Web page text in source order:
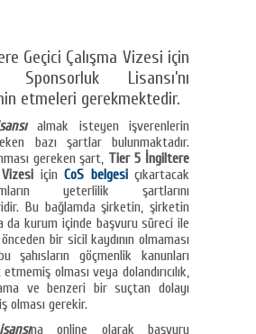
Geçici Çalışma Vizesi için
Sponsorluk Lisansı’nı
etmeleri gerekmektedir.
almak isteyen işverenlerin
bazı şartlar bulunmaktadır.
gereken şart, Tier 5 İngiltere
için CoS belgesiçıkartacak
yeterlilik şartlarını
Bu bağlamda şirketin, şirketin
da kurum içinde başvuru süreci ile
bir sicil kaydının olmaması
şahısların göçmenlik kanunları
olması veya dolandırıcılık,
ve benzeri bir suçtan dolayı
olması gerekir.
na online olarak başvuru